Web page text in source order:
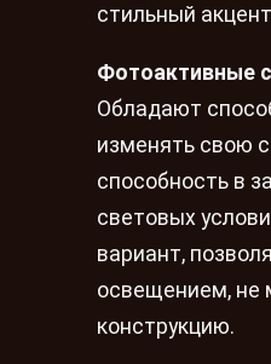
стильный
Фотоактивные
Обладают
изменять свою
способность в
световых
вариант,
освещением, не
конструкцию.